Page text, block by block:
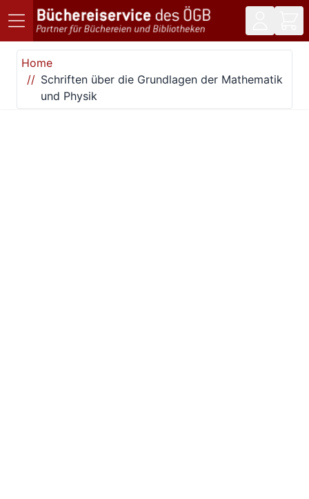
Direkt zum Inhalt
Home
Schriften über die Grundlagen der Mathematik
und Physik